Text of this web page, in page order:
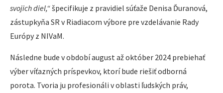
svojich diel,“špecifikuje z pravidiel súťaže Denisa Ďuranová,
zástupkyňa SR v Riadiacom výbore pre vzdelávanie Rady
Európy z NIVaM.
Následne bude v období august až október 2024 prebiehať
výber víťazných príspevkov, ktorí bude riešiť odborná
porota. Tvoria ju profesionáli v oblasti ľudských práv,